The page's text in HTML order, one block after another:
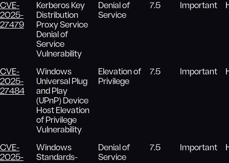
CVE-
2025-
27479
Kerberos Key
Distribution
Proxy Service
Denial of
Service
Vulnerability
Denial of
Service
7.5 Important
CVE-
2025-
27484
Windows
Universal Plug
and Play
(UPnP) Device
Host Elevation
of Privilege
Vulnerability
Elevation of
Privilege
7.5 Important
CVE-
2025-
Windows
Standards-
Denial of
Service
7.5 Important